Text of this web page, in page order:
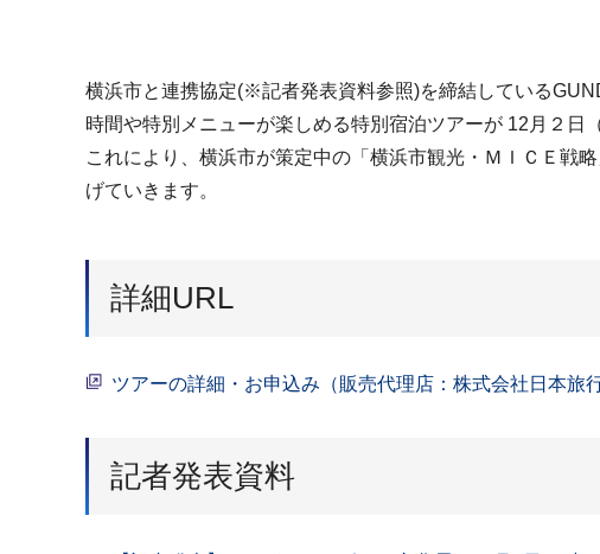
横浜市と連携協定(※記者発表資料参照)を締結している
時間や特別メニューが楽しめる特別宿泊ツアーが 12月２日
これにより、横浜市が策定中の「横浜市観光・ＭＩＣＥ戦
げていきます。
詳細URL
ツアーの詳細・お申込み（販売代理店：株式会社日本旅
記者発表資料